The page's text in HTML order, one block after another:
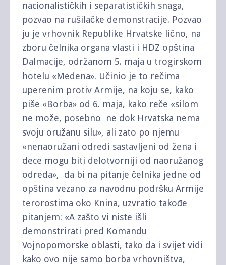
nacionalističkih i separatističkih snaga,
pozvao na rušilačke demonstracije. Pozvao
ju je vrhovnik Republike Hrvatske lično, na
zboru čelnika organa vlasti i HDZ opština
Dalmacije, održanom 5. maja u trogirskom
hotelu «Medena». Učinio je to rečima
uperenim protiv Armije, na koju se, kako
piše «Borba» od 6. maja, kako reče «silom
ne može, posebno ne dok Hrvatska nema
svoju oružanu silu», ali zato po njemu
«nenaoružani odredi sastavljeni od žena i
dece mogu biti delotvorniji od naoružanog
odreda», da bi na pitanje čelnika jedne od
opština vezano za navodnu podršku Armije
terorostima oko Knina, uzvratio takođe
pitanjem: «A zašto vi niste išli
demonstrirati pred Komandu
Vojnopomorske oblasti, tako da i svijet vidi
kako ovo nije samo borba vrhovništva,